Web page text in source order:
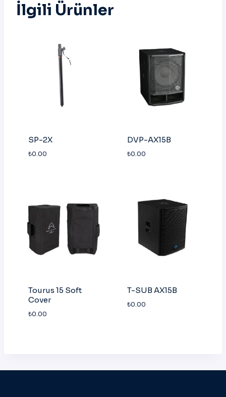
İlgili Ürünler
SP-2X
₺0.00
DVP-AX15B
₺0.00
Tourus 15 Soft
Cover
₺0.00
T-SUB AX15B
₺0.00